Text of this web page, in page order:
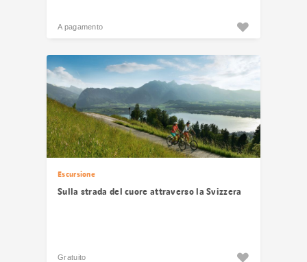
A pagamento
Escursione
Sulla strada del cuore attraverso la Svizzera
Gratuito